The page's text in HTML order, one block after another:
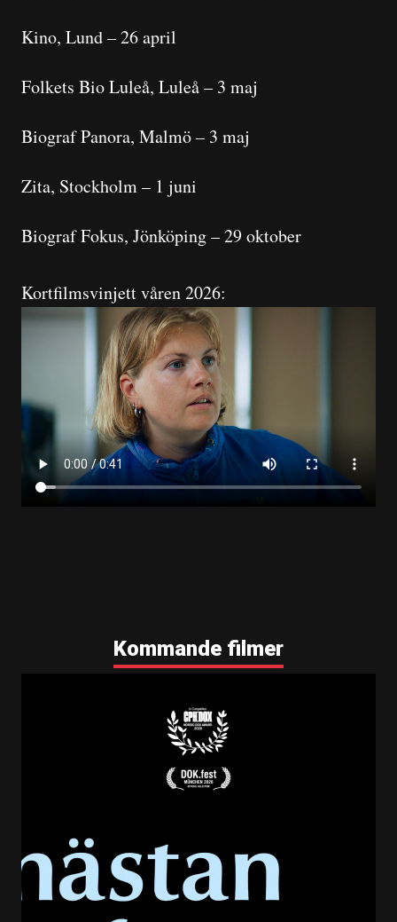
Kino, Lund – 26 april
Folkets Bio Luleå, Luleå – 3 maj
Biograf Panora, Malmö – 3 maj
Zita, Stockholm – 1 juni
Biograf Fokus, Jönköping – 29 oktober
Kortfilmsvinjett våren 2026:
Kommande filmer